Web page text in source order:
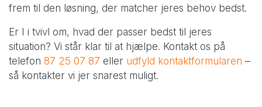
frem til den løsning, der matcher jeres behov bedst.
Er I i tvivl om, hvad der passer bedst til jeres
situation? Vi står klar til at hjælpe. Kontakt os på
telefon 87 25 07 87 eller udfyld kontaktformularen –
så kontakter vi jer snarest muligt.